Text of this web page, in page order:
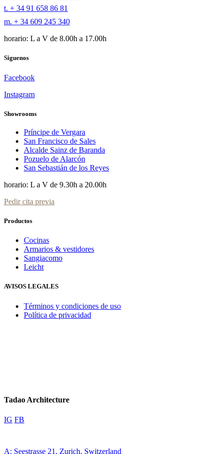
t. + 34 91 658 86 81
m. + 34 609 245 340
horario: L a V de 8.00h a 17.00h
Siguenos
Facebook
Instagram
Showrooms
Príncipe de Vergara
San Francisco de Sales
Alcalde Sainz de Baranda
Pozuelo de Alarcón
San Sebastián de los Reyes
horario: L a V de 9.30h a 20.00h
Pedir cita previa
Productos
Cocinas
Armarios & vestidores
Sangiacomo
Leicht
AVISOS LEGALES
Términos y condiciones de uso
Política de privacidad
Tadao Architecture
IG FB
A: Seestrasse 21, Zurich, Switzerland